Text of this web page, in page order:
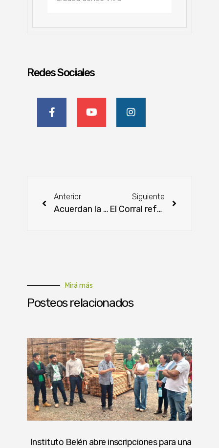
Redes Sociales
Anterior
Acuerdan la ejecución de proyectos de carácter forestal
Siguiente
El Corral refuerza su compromiso con ferias y exposiciones con renovada imagen corporativa
Mirá más
Posteos relacionados
Instituto Belén abre inscripciones para una